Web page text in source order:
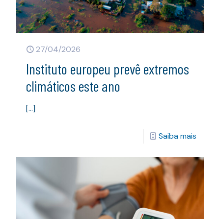
27/04/2026
Instituto europeu prevê extremos
climáticos este ano
[…]
Saiba mais